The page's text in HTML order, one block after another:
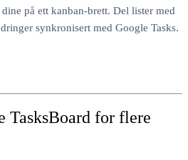
på ett kanban-brett. Del lister med
synkronisert med Google Tasks.
TasksBoard for flere